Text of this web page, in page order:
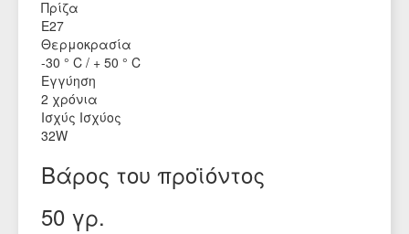
Πρίζα
Ε27
Θερμοκρασία
-30 ° C / + 50 ° C
Εγγύηση
2 χρόνια
Ισχύς Ισχύος
32W
Βάρος του προϊόντος
50 γρ.